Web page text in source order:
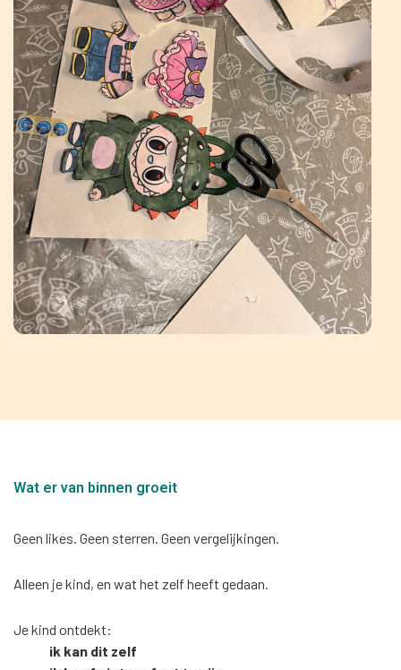
Wat er van binnen groeit
Geen likes. Geen sterren. Geen vergelijkingen.
Alleen je kind, en wat het zelf heeft gedaan.
Je kind ontdekt:
ik kan dit zelf